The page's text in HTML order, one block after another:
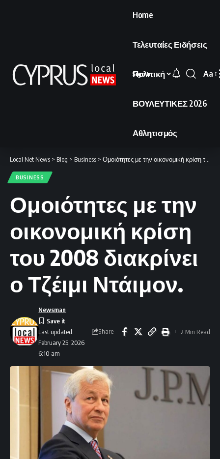
Home
Τελευταίες Ειδήσεις
Πολιτική
ΒΟΥΛΕΥΤΙΚΕΣ 2026
Αθλητισμός
Sign In
Font
Aa
Local Net News > Blog > Business > Ομοιότητες με την οικονομική κρίση του 2008 διακρίνει ο Τζέιμι Ντάιμον.
BUSINESS
Ομοιότητες με την
οικονομική κρίση
του 2008 διακρίνει
ο Τζέιμι Ντάιμον.
Last updated:
February 25, 2026
6:10 am
Newsman
Share 2 Min Read